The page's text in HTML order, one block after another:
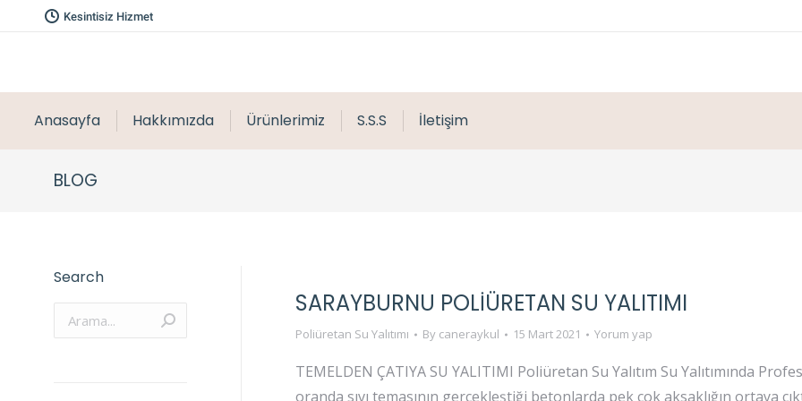
Kesintisiz Hizmet
Anasayfa Hakkımızda Ürünlerimiz S.S.S İletişim
BLOG
SARAYBURNU POLIÜRETAN SU YALITIMI
Poliüretan Su Yalıtımı By caneraykul 15 Mart 2021 Yorum yap
TEMELDEN ÇATIYA SU YALITIMI Poliüretan Su Yalıtım Su Yalıtımında
oranda sıvı temasının gerçekleştiği betonlarda pek çok aksaklığın ortaya
Search
Arama: